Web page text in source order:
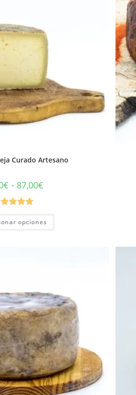
Curado Artesano
€ - 87,00€
con
de 5
opciones